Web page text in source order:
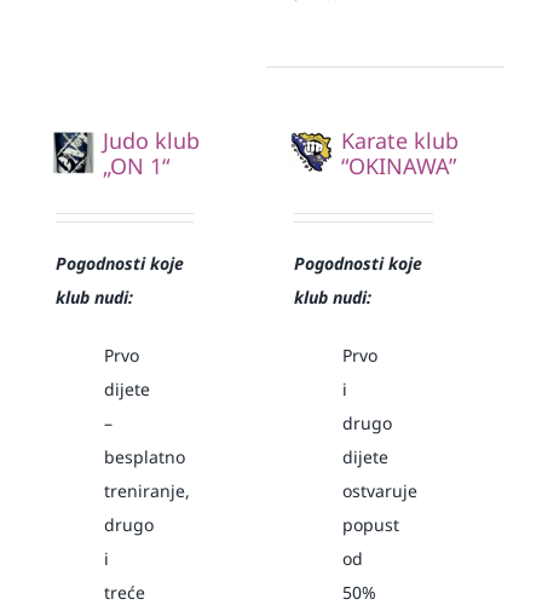
Judo klub
„ON 1“
Pogodnosti koje
klub nudi:
Prvo
dijete
–
besplatno
treniranje,
drugo
i
treće
Karate klub
“OKINAWA”
Pogodnosti koje
klub nudi:
Prvo
i
drugo
dijete
ostvaruje
popust
od
50%